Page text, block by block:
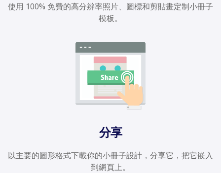
使用 100% 免費的高分辨率照片、圖標和剪貼畫定制小冊子
模板。
分享
以主要的圖形格式下載你的小冊子設計，分享它，把它嵌入
到網頁上。